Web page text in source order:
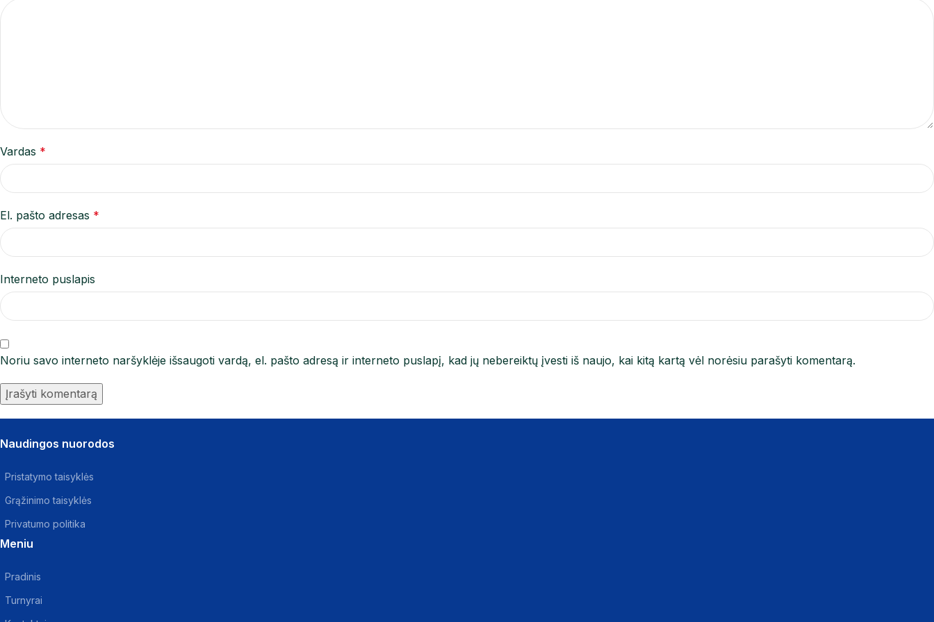
Vardas *
El. pašto adresas *
Interneto puslapis
Noriu savo interneto naršyklėje išsaugoti vardą, el. pašto adresą ir interneto puslapį, kad jų nebereiktų įvesti iš naujo, kai kitą kartą vėl norėsiu parašyti komentarą.
Naudingos nuorodos
Pristatymo taisyklės
Grąžinimo taisyklės
Privatumo politika
Meniu
Pradinis
Turnyrai